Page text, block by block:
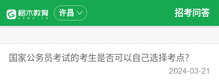
许昌 招考问答
国家公务员考试的考生是否可以自己选择考点？
2024-03-21